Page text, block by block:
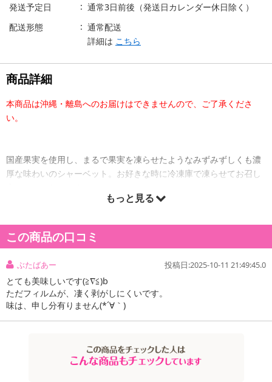
発送予定日
通常3日前後（発送日カレンダー休日除く）
配送形態
通常配送
詳細は こちら
商品詳細
本商品は沖縄・離島へのお届けはできませんので、ご了承くださ
い。
国産果実を使用し、まるで果実を凍らせたようなみずみずしくも濃
厚な味わいのシャーベット。お好きな時に冷凍庫で凍らせてお召し
もっと見る
この商品の口コミ
ぶたばあー 投稿日:2025-10-11 21:49:45.0
とても美味しいです(≧∇≦)b
ただフィルムが、凄く剥がしにくいです。
味は、申し分有りません(*´∀｀)